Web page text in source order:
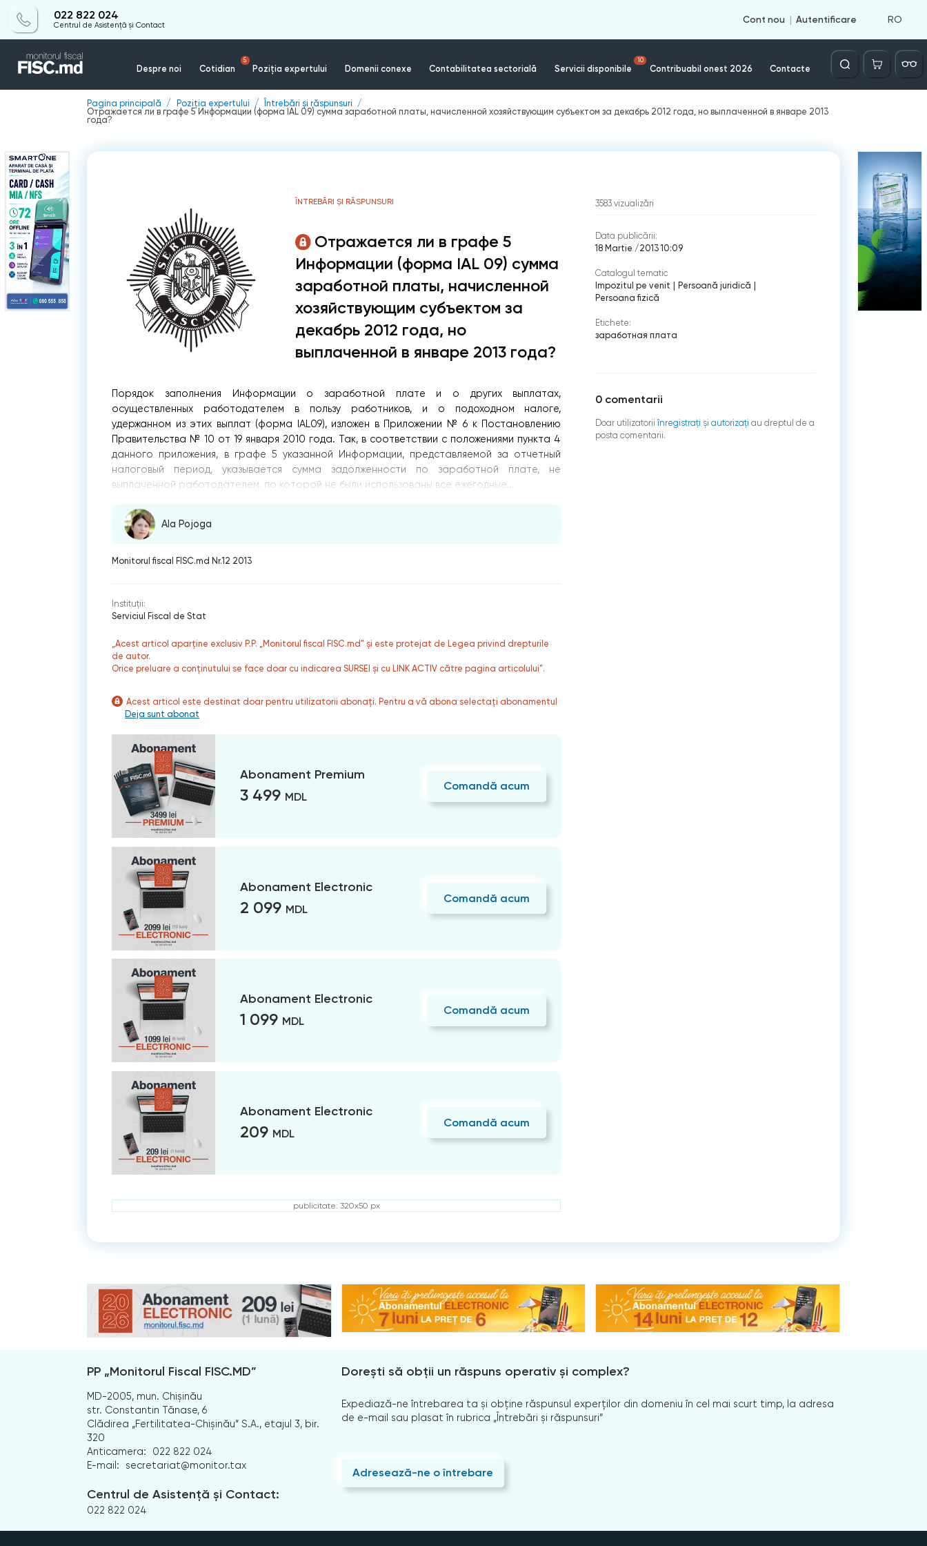
022 822 024
Centrul de Asistență și Contact
Cont nou Autentificare RO
Despre noi Cotidian
5
Poziția expertului Domenii conexe Contabilitatea sectorială Servicii disponibile
10
Contribuabil onest 2026 Contacte
Căutare
Pagina principală Poziția expertului
Întrebări și răspunsuri
Отражается ли в графе 5 Информации (форма IAL 09) сумма заработной платы, начисленной хозяйствующим субъектом за декабрь 2012 года, но выплаченной в январе 2013
года?
ÎNTREBĂRI ȘI RĂSPUNSURI
Отражается ли в графе 5
Информации (форма IAL 09) сумма
заработной платы, начисленной
хозяйствующим субъектом за
декабрь 2012 года, но
выплаченной в январе 2013 года?
Порядок заполнения Информации о заработной плате и о других выплатах,
осуществленных работодателем в пользу работников, и о подоходном налоге,
удержанном из этих выплат (форма IAL09), изложен в Приложении № 6 к Постановлению
Правительства № 10 от 19 января 2010 года. Так, в соответствии с положениями пункта 4
данного приложения, в графе 5 указанной Информации, представляемой за отчетный
налоговый период, указывается сумма задолженности по заработной плате, не
выплаченной работодателем, по которой не были использованы все ежегодные...
Ala Pojoga
Monitorul fiscal FISC.md Nr.12 2013
Instituții:
Serviciul Fiscal de Stat
„Acest articol aparține exclusiv P.P. „Monitorul fiscal FISC.md” și este protejat de Legea privind drepturile
de autor.
Orice preluare a conținutului se face doar cu indicarea SURSEI și cu LINK ACTIV către pagina articolului”.
Acest articol este destinat doar pentru utilizatorii abonați. Pentru a vă abona selectați abonamentul
Deja sunt abonat
Abonament Premium
3 499 MDL
Comandă acum
Abonament Electronic
2 099 MDL
Comandă acum
Abonament Electronic
1 099 MDL
Comandă acum
Abonament Electronic
209 MDL
Comandă acum
publicitate: 320x50 px
3583 vizualizări
Data publicării:
18 Martie /2013 10:09
Catalogul tematic
Impozitul pe venit
Persoană juridică
Persoana fizică
Etichete:
заработная плата
0 comentarii
Doar utilizatorii înregistraţi şi autorizați au dreptul de a
posta comentarii.
PP „Monitorul Fiscal FISC.MD”
MD-2005, mun. Chișinău
str. Constantin Tănase, 6
Clădirea „Fertilitatea-Chișinău” S.A., etajul 3, bir.
320
Anticamera:
022 822 024
E-mail:
secretariat@monitor.tax
Centrul de Asistență și Contact:
022 822 024
Dorești să obții un răspuns operativ și complex?
Expediază-ne întrebarea ta și obține răspunsul experților din domeniu în cel mai scurt timp, la adresa
de e-mail sau plasat în rubrica „Întrebări și răspunsuri”
Adresează-ne o întrebare